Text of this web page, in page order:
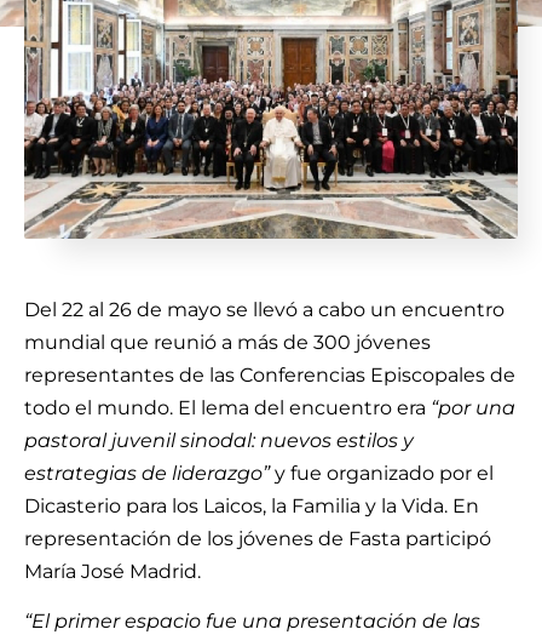
Del 22 al 26 de mayo se llevó a cabo un encuentro
mundial que reunió a más de 300 jóvenes
representantes de las Conferencias Episcopales de
todo el mundo. El lema del encuentro era “por una
pastoral juvenil sinodal: nuevos estilos y
estrategias de liderazgo”y fue organizado por el
Dicasterio para los Laicos, la Familia y la Vida. En
representación de los jóvenes de Fasta participó
María José Madrid.
“El primer espacio fue una presentación de las